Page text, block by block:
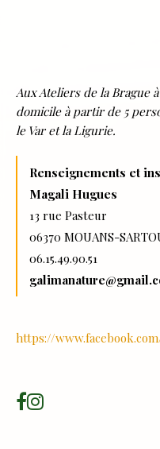
Aux Ateliers de la Brague
domicile à partir de 5
le Var et la Ligurie.
Renseignements et
Magali Hugues
13 rue Pasteur
06370 MOUANS-
06.15.49.90.51
https://